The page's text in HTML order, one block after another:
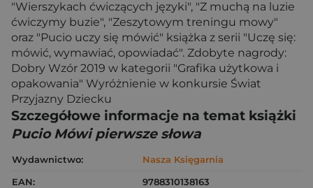
"Wierszykach ćwiczących języki", "Z muchą na luzie
ćwiczymy buzie", "Zeszytowym treningu mowy"
oraz "Pucio uczy się mówić" książka z serii "Uczę się:
mówić, wymawiać, opowiadać". Zdobyte nagrody:
Dobry Wzór 2019 w kategorii "Grafika użytkowa i
opakowania" Wyróżnienie w konkursie Świat
Przyjazny Dziecku
Szczegółowe informacje na temat książki
Pucio Mówi pierwsze słowa
Wydawnictwo:
Nasza Księgarnia
EAN:
9788310138163